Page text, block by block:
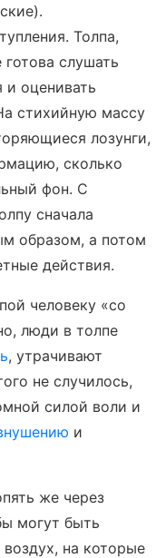
Толпа,
слушать
и оценивать
стихийную массу
лозунги,
сколько
фон. С
сначала
образом, а потом
действия.
человеку «со
люди в толпе
, утрачивают
не случилось,
силой воли и
и
же через
могут быть
на которые